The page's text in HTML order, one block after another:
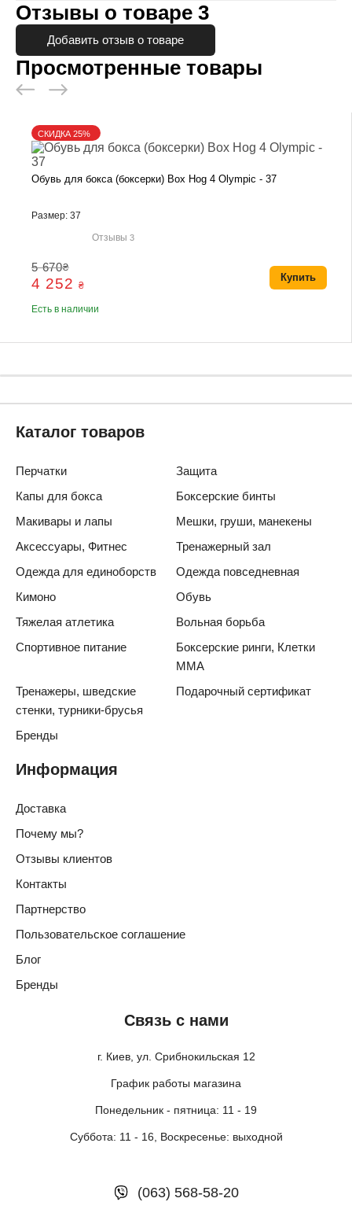
Отзывы о товаре 3
Добавить отзыв о товаре
Просмотренные товары
Обувь для бокса (боксерки) Box Hog 4 Olympic - 37
Размер: 37
Отзывы3
5 670₴
4 252 ₴
Есть в наличии
Купить
СКИДКА 25%
Связь с нами
г. Киев, ул. Срибнокильская 12
График работы магазина
Понедельник - пятница: 11 - 19
Суббота: 11 - 16, Воскресенье: выходной
(063) 568-58-20
Каталог товаров
Перчатки
Защита
Капы для бокса
Боксерские бинты
Макивары и лапы
Мешки, груши, манекены
Аксессуары, Фитнес
Тренажерный зал
Одежда для единоборств
Одежда повседневная
Кимоно
Обувь
Тяжелая атлетика
Вольная борьба
Спортивное питание
Боксерские ринги, Клетки
ММА
Тренажеры, шведские
стенки, турники-брусья
Подарочный сертификат
Бренды
Информация
Доставка
Почему мы?
Отзывы клиентов
Контакты
Партнерство
Пользовательское соглашение
Блог
Бренды